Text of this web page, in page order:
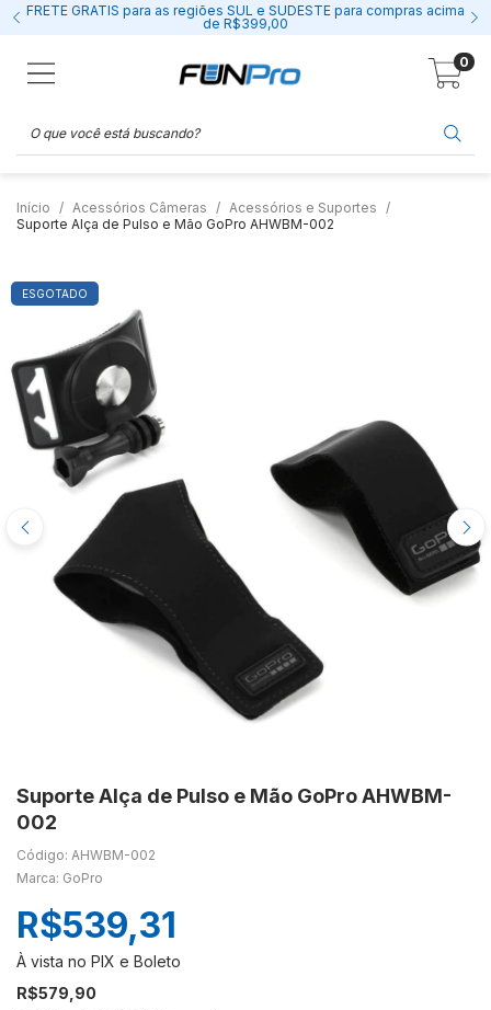
FRETE GRÁTIS para as regiões SUL e SUDESTE para compras acima
de R$399,00
0
Início Acessórios Câmeras
Acessórios e Suportes
Suporte Alça de Pulso e Mão GoPro AHWBM-002
ESGOTADO
Suporte Alça de Pulso e Mão GoPro AHWBM-
002
Código: AHWBM-002
Marca: GoPro
R$579,90
R$539,31